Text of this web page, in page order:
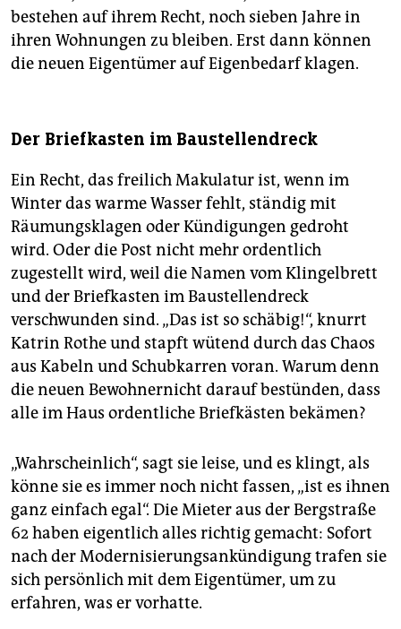
bestehen auf ihrem Recht, noch sieben Jahre in
ihren Wohnungen zu bleiben. Erst dann können
die neuen Eigentümer auf Eigenbedarf klagen.
Der Briefkasten im Baustellendreck
Ein Recht, das freilich Makulatur ist, wenn im
Winter das warme Wasser fehlt, ständig mit
Räumungsklagen oder Kündigungen gedroht
wird. Oder die Post nicht mehr ordentlich
zugestellt wird, weil die Namen vom Klingelbrett
und der Briefkasten im Baustellendreck
verschwunden sind. „Das ist so schäbig!“, knurrt
Katrin Rothe und stapft wütend durch das Chaos
aus Kabeln und Schubkarren voran. Warum denn
die neuen Bewohnernicht darauf bestünden, dass
alle im Haus ordentliche Briefkästen bekämen?
„Wahrscheinlich“, sagt sie leise, und es klingt, als
könne sie es immer noch nicht fassen, „ist es ihnen
ganz einfach egal“. Die Mieter aus der Bergstraße
62 haben eigentlich alles richtig gemacht: Sofort
nach der Modernisierungsankündigung trafen sie
sich persönlich mit dem Eigentümer, um zu
erfahren, was er vorhatte.